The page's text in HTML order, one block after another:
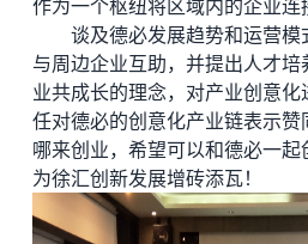
作为一个枢纽将区域内的企业连
谈及德必发展趋势和运营
与周边企业互助，并提出人才
业共成长的理念，对产业创意
任对德必的创意化产业链表示
哪来创业，希望可以和德必一起
为徐汇创新发展增砖添瓦！